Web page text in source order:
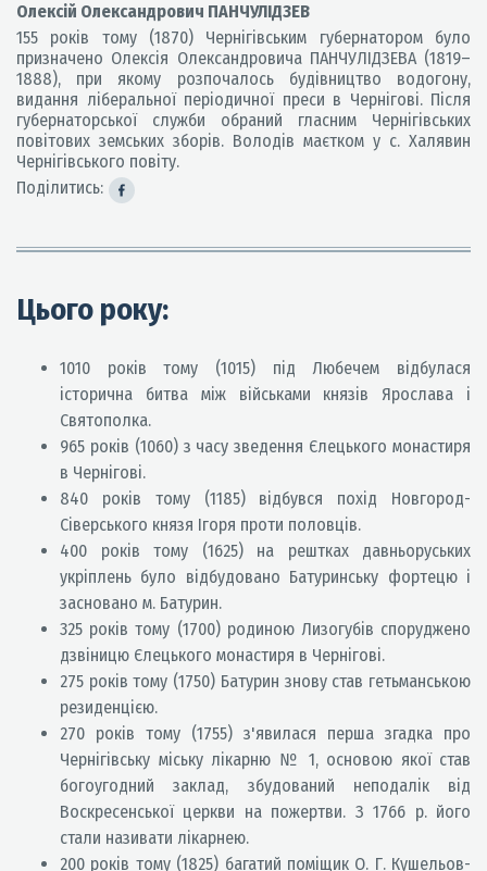
Олексій Олександрович ПАНЧУЛІДЗЕВ
155 років тому (1870) Чернігівським губернатором було
призначено Олексія Олександровича ПАНЧУЛІДЗЕВА (1819–
1888), при якому розпочалось будівництво водогону,
видання ліберальної періодичної преси в Чернігові. Після
губернаторської служби обраний гласним Чернігівських
повітових земських зборів. Володів маєтком у с. Халявин
Чернігівського повіту.
Поділитись:
Цього року:
1010 років тому (1015) під Любечем відбулася
історична битва між військами князів Ярослава і
Святополка.
965 років (1060) з часу зведення Єлецького монастиря
в Чернігові.
840 років тому (1185) відбувся похід Новгород-
Сіверського князя Ігоря проти половців.
400 років тому (1625) на рештках давньоруських
укріплень було відбудовано Батуринську фортецю і
засновано м. Батурин.
325 років тому (1700) родиною Лизогубів споруджено
дзвіницю Єлецького монастиря в Чернігові.
275 років тому (1750) Батурин знову став гетьманською
резиденцією.
270 років тому (1755) з'явилася перша згадка про
Чернігівську міську лікарню № 1, основою якої став
богоугодний заклад, збудований неподалік від
Воскресенської церкви на пожертви. З 1766 р. його
стали називати лікарнею.
200 років тому (1825) багатий поміщик О. Г. Кушельов-